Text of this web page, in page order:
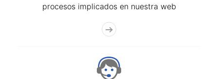
procesos implicados en nuestra web